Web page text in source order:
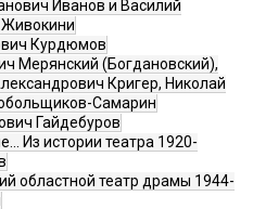
Иванов и Василий
Живокини
Курдюмов
Мерянский (Богдановский),
Кригер, Николай
Самарин
Гайдебуров
Из истории театра 1920-
областной театр драмы 1944-